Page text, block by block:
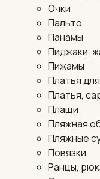
Очки
Пальто
Панамы
Пиджаки,
Пижамы
Платья
Платья,
Плащи
Пляжная
Пляжные
Повязки
Ранцы,